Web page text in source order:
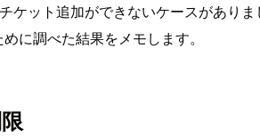
ケット追加ができないケースがありま
に調べた結果をメモします。